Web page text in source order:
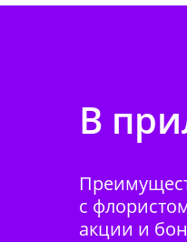
В
с
акции и